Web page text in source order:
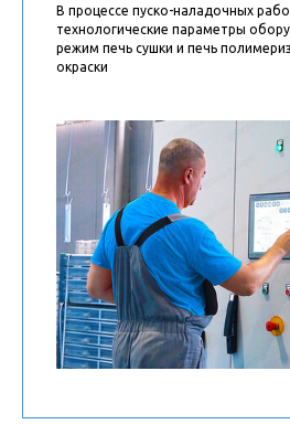
В процессе пуско-наладочных
технологические параметры
режим печь сушки и печь
окраски